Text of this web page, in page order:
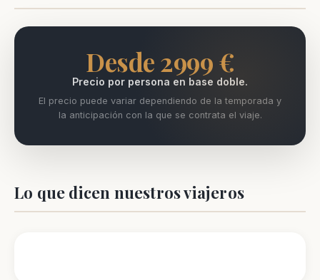
Desde 2999 €
Precio por persona en base doble.
El precio puede variar dependiendo de la temporada y
la anticipación con la que se contrata el viaje.
Lo que dicen nuestros viajeros